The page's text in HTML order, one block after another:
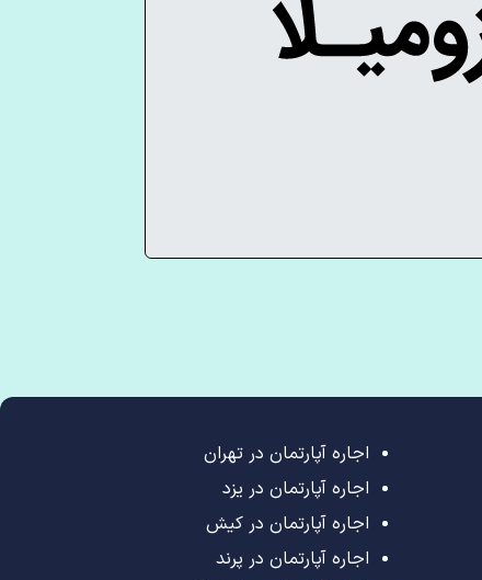
اجاره آپارتمان در تهران
اجاره آپارتمان در یزد
اجاره آپارتمان در کیش
اجاره آپارتمان در پرند